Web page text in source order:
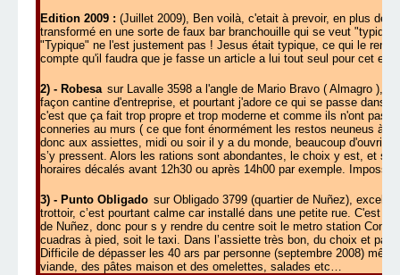
Edition 2009 : (Juillet 2009), Ben voilà, c'etait à prevoir, en plus de
transformé en une sorte de faux bar branchouille qui se veut
"Typique" ne l'est justement pas ! Jesus était typique, ce qui le
compte qu'il faudra que je fasse un article a lui tout seul pour cet
2) - Robesa sur Lavalle 3598 a l'angle de Mario Bravo ( Almagro ),
façon cantine d'entreprise, et pourtant j'adore ce qui se passe dans
c'est que ça fait trop propre et trop moderne et comme ils n'ont pas
conneries au murs ( ce que font énormément les restos neuneus à
donc aux assiettes, midi ou soir il y a du monde, beaucoup
s’y pressent. Alors les rations sont abondantes, le choix y est, et
horaires décalés avant 12h30 ou après 14h00 par exemple.
3) - Punto Obligado sur Obligado 3799 (quartier de Nuñez),
trottoir, c’est pourtant calme car installé dans une petite rue. C'est
de Nuñez, donc pour s y rendre du centre soit le metro station
cuadras à pied, soit le taxi. Dans l’assiette très bon, du choix et pas
Difficile de dépasser les 40 ars par personne (septembre 2008)
viande, des pâtes maison et des omelettes, salades etc…